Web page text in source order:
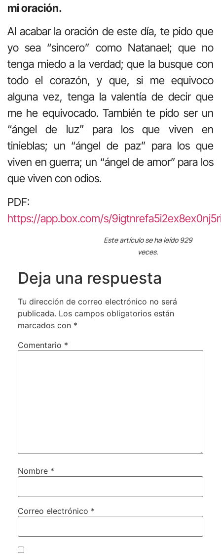
mi oración.
Al acabar la oración de este día, te pido que
yo sea “sincero” como Natanael; que no
tenga miedo a la verdad; que la busque con
todo el corazón, y que, si me equivoco
alguna vez, tenga la valentía de decir que
me he equivocado. También te pido ser un
“ángel de luz” para los que viven en
tinieblas; un “ángel de paz” para los que
viven en guerra; un “ángel de amor” para los
que viven con odios.
PDF:
https://app.box.com/s/
Este artículo se ha leído 929
veces.
Deja una respuesta
Tu dirección de correo electrónico no será
publicada. Los campos obligatorios están
marcados con *
Comentario *
Nombre *
Correo electrónico *